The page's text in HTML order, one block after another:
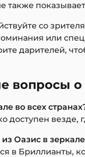
также
со
или
дарителей,
вопросы о
во всех
доступен везде,
Оазис в
в Бриллианты,